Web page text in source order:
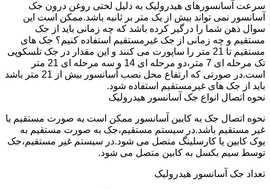
سرعت آسانسورهای هیدرولیک به دلیل لختی روغن درون جک
آسانسور نمی تواند بیش از یک متر بر ثانیه باشد.ممکن است این
سوال ذهن شما را درگیر کرده باشد که چه زمانی باید از جک
مستقیم و چه زمانی از جک غیرمستقیم استفاده کنیم؟ جک های
مستقیم تا 21 متر را ساپورت می کنند و این مقدار در جک تلسکوپی
تک مرحله ای 7 متر،دو مرحله ای 14 و سه مرحله ای 21 متر
است.در صورتی که ارتفاع محل نصب آسانسور بیش از 21 متر باشد
باید از جک های غیرمستقیم استفاده شود.
نحوه اتصال انواع جک آسانسور هیدرولیک
نحوه اتصال جک به کابین آسانسور ممکن است به صورت مستقیم یا
غیر مستقیم باشد.در سیستم مستقیم،جک به صورت مستقیم به
یوک کابین یا کارسلینگ متصل می شود.در سیستم غیر مستقیم،جک
توسط سیم بکسل به کابین متصل می شود.
تعداد جک آسانسور هیدرولیک